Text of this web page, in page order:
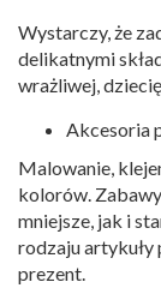
Wystarczy, że
delikatnymi
wrażliwej,
Akcesoria
Malowanie,
kolorów.
mniejsze, jak i
rodzaju artykuły
prezent.